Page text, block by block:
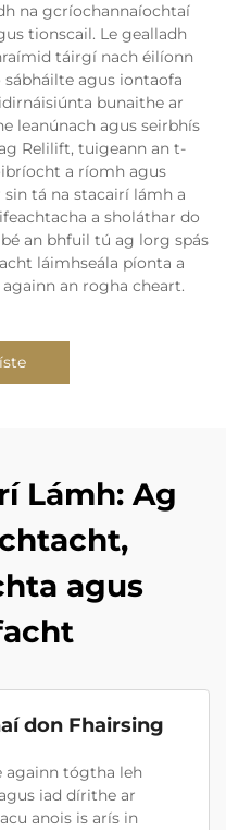
na gcríochannaíochtaí
tionscail. Le gealladh
táirgí nach éilíonn
agus iontaofa
bunaithe ar
leanúnach agus seirbhís
Relilift, tuigeann an t-
a ríomh agus
tá na stacairí lámh a
a sholáthar do
an bhfuil tú ag lorg spás
láimhseála píonta a
an rogha cheart.
Lámh: Ag
agus
don Fhairsing
againn tógtha leh
iad dírithe ar
anois is arís in